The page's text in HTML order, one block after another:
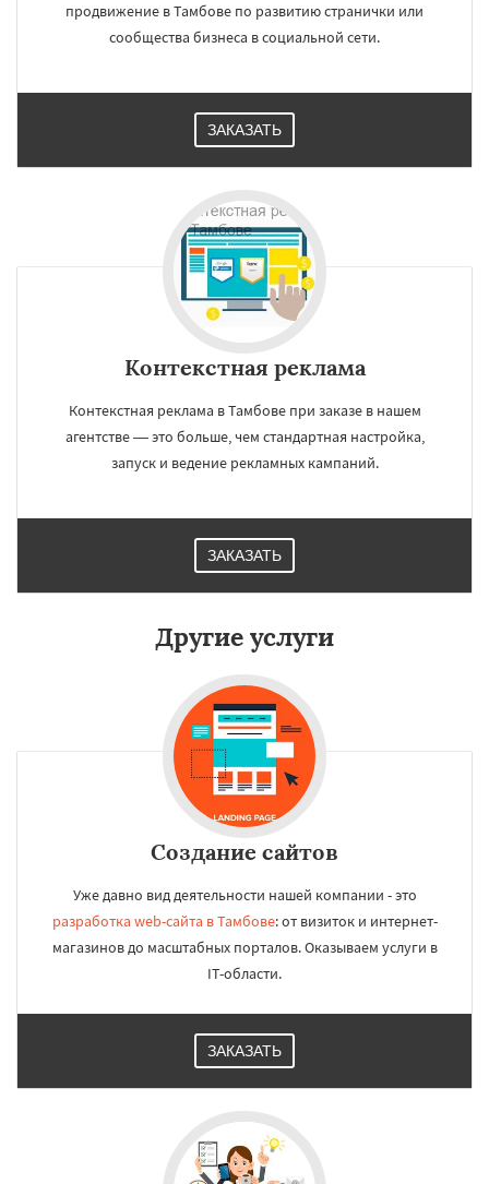
Работаем по
Петрозаводск
Новороссийск Стерлитамак Химки
Комсомольск-на-Амуре Нижнекамск
Нальчик Шахты Дзержинск Энгельс
Братск
Великий Новгород Орск Старый Оскол
продвижение в Тамбове по развитию странички или
сообщества бизнеса в социальной сети.
ЗАКАЗАТЬ
Контекстная реклама
Контекстная реклама в Тамбове при заказе в нашем
агентстве — это больше, чем стандартная настройка,
запуск и ведение рекламных кампаний.
ЗАКАЗАТЬ
Другие услуги
Создание сайтов
Уже давно вид деятельности нашей компании - это
разработка web-сайта в Тамбове: от визиток и интернет-
магазинов до масштабных порталов. Оказываем услуги в
IT-области.
ЗАКАЗАТЬ
Даю согласие на обработку персональных данных